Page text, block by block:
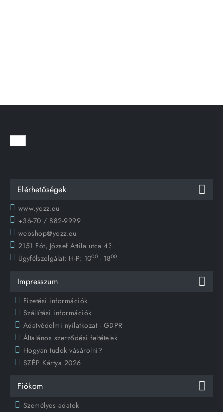
Elérhetőségek
www.yozz.eu
+36-70 / 882-9999
webshop@yozz.eu
2151 Fót, József Attila utca 43.
Ügyfélszolgálat: H-P: 1000 - 1800
Impresszum
Fizetési információk
Szállítási információk
Adatvédelmi nyilatkozat - GDPR
Általános szerződési feltételek
Hogyan tudok vásárolni?
SZÉP Kártya 2026
Fiókom
Személyes adatok